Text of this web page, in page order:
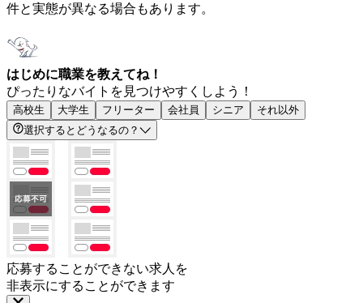
件と実態が異なる場合もあります。
はじめに職業を教えてね！
ぴったりなバイトを見つけやすくしよう！
高校生 大学生 フリーター 会社員 シニア
それ以外
選択するとどうなるの？
応募することができない求人を
非表示にすることができます